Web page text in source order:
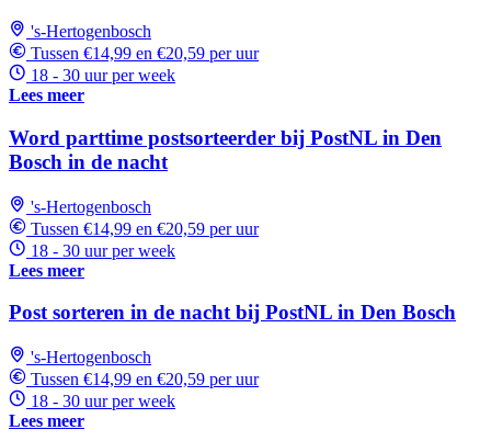
's-Hertogenbosch
Tussen €14,99 en €20,59 per uur
18 - 30 uur per week
Lees meer
Word parttime postsorteerder bij PostNL in Den
Bosch in de nacht
's-Hertogenbosch
Tussen €14,99 en €20,59 per uur
18 - 30 uur per week
Lees meer
Post sorteren in de nacht bij PostNL in Den Bosch
's-Hertogenbosch
Tussen €14,99 en €20,59 per uur
18 - 30 uur per week
Lees meer